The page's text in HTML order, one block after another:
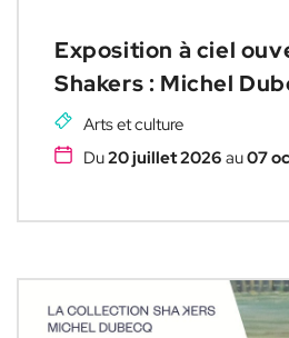
Exposition à ciel
Shakers : Michel
Arts et culture
Du20 juillet 2026 au07